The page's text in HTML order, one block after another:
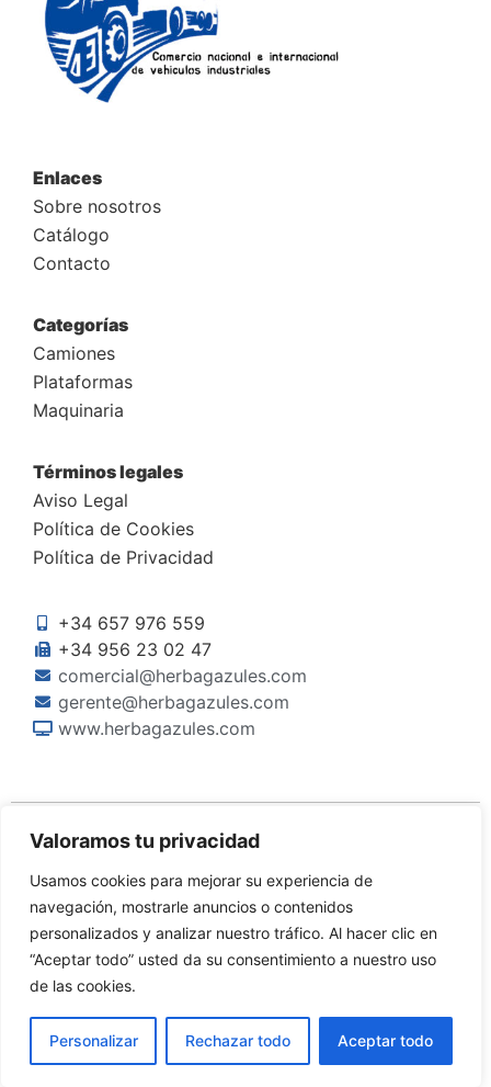
Valoramos tu privacidad
Usamos cookies para mejorar su experiencia de
navegación, mostrarle anuncios o contenidos
personalizados y analizar nuestro tráfico. Al hacer clic en
“Aceptar todo” usted da su consentimiento a nuestro uso
de las cookies.
Personalizar Rechazar todo Aceptar todo
Enlaces
Sobre nosotros
Catálogo
Contacto
Categorías
Camiones
Plataformas
Maquinaria
Términos legales
Aviso Legal
Política de Cookies
Política de Privacidad
+34 657 976 559
+34 956 23 02 47
comercial@herbagazules.com
gerente@herbagazules.com
www.herbagazules.com
©Copyright 2024 Herbagazules S.L.
Diseñado porDinan